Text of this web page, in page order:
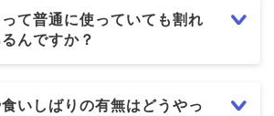
て普通に使っていても割れ
んですか？
いしばりの有無はどうやっ